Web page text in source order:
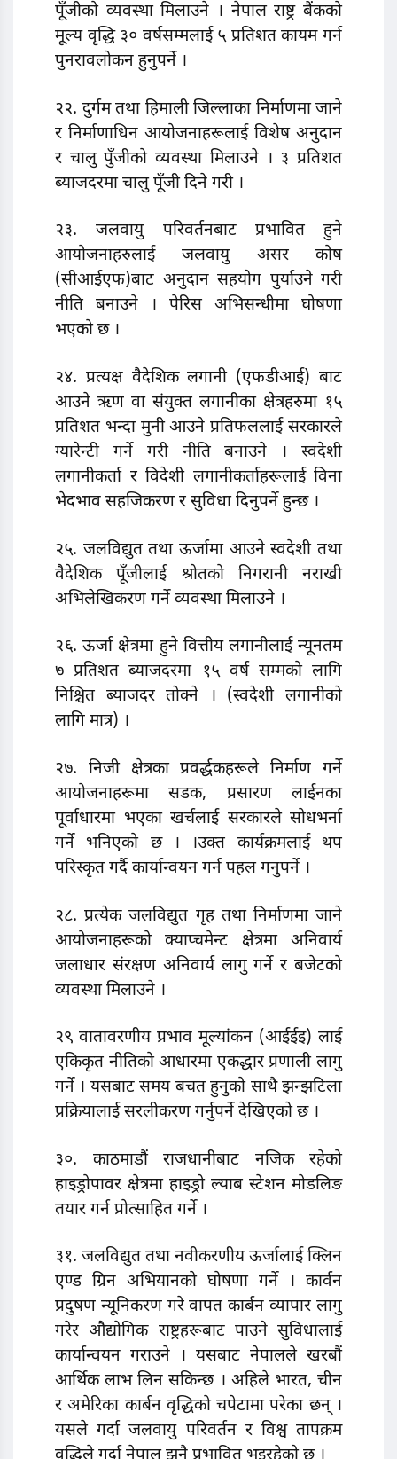
पूँजीको व्यवस्था मिलाउने । नेपाल राष्ट्र बैंकको
मूल्य वृद्धि ३० वर्षसम्मलाई ५ प्रतिशत कायम गर्न
पुनरावलोकन हुनुपर्ने ।
२२. दुर्गम तथा हिमाली जिल्लाका निर्माणमा जाने
र निर्माणाधिन आयोजनाहरूलाई विशेष अनुदान
र चालु पुँजीको व्यवस्था मिलाउने । ३ प्रतिशत
ब्याजदरमा चालु पूँजी दिने गरी ।
२३. जलवायु परिवर्तनबाट प्रभावित हुने
आयोजनाहरुलाई जलवायु असर कोष
(सीआईएफ)बाट अनुदान सहयोग पुर्याउने गरी
नीति बनाउने । पेरिस अभिसन्धीमा घोषणा
भएको छ ।
२४. प्रत्यक्ष वैदेशिक लगानी (एफडीआई) बाट
आउने ऋण वा संयुक्त लगानीका क्षेत्रहरुमा १५
प्रतिशत भन्दा मुनी आउने प्रतिफललाई सरकारले
ग्यारेन्टी गर्ने गरी नीति बनाउने । स्वदेशी
लगानीकर्ता र विदेशी लगानीकर्ताहरूलाई विना
भेदभाव सहजिकरण र सुविधा दिनुपर्ने हुन्छ ।
२५. जलविद्युत तथा ऊर्जामा आउने स्वदेशी तथा
वैदेशिक पूँजीलाई श्रोतको निगरानी नराखी
अभिलेखिकरण गर्ने व्यवस्था मिलाउने ।
२६. ऊर्जा क्षेत्रमा हुने वित्तीय लगानीलाई न्यूनतम
७ प्रतिशत ब्याजदरमा १५ वर्ष सम्मको लागि
निश्चित ब्याजदर तोक्ने । (स्वदेशी लगानीको
लागि मात्र) ।
२७. निजी क्षेत्रका प्रवर्द्धकहरूले निर्माण गर्ने
आयोजनाहरूमा सडक, प्रसारण लाईनका
पूर्वाधारमा भएका खर्चलाई सरकारले सोधभर्ना
गर्ने भनिएको छ । ।उक्त कार्यक्रमलाई थप
परिस्कृत गर्दै कार्यान्वयन गर्न पहल गनुपर्ने ।
२८. प्रत्येक जलविद्युत गृह तथा निर्माणमा जाने
आयोजनाहरूको क्याप्चमेन्ट क्षेत्रमा अनिवार्य
जलाधार संरक्षण अनिवार्य लागु गर्ने र बजेटको
व्यवस्था मिलाउने ।
२९ वातावरणीय प्रभाव मूल्यांकन (आईईइ) लाई
एकिकृत नीतिको आधारमा एकद्धार प्रणाली लागु
गर्ने । यसबाट समय बचत हुनुको साथै झन्झटिला
प्रक्रियालाई सरलीकरण गर्नुपर्ने देखिएको छ ।
३०. काठमाडौं राजधानीबाट नजिक रहेको
हाइड्रोपावर क्षेत्रमा हाइड्रो ल्याब स्टेशन मोडलिङ
तयार गर्न प्रोत्साहित गर्ने ।
३१. जलविद्युत तथा नवीकरणीय ऊर्जालाई क्लिन
एण्ड ग्रिन अभियानको घोषणा गर्ने । कार्वन
प्रदुषण न्यूनिकरण गरे वापत कार्बन व्यापार लागु
गरेर औद्योगिक राष्ट्रहरूबाट पाउने सुविधालाई
कार्यान्वयन गराउने । यसबाट नेपालले खरबौं
आर्थिक लाभ लिन सकिन्छ । अहिले भारत, चीन
र अमेरिका कार्बन वृद्धिको चपेटामा परेका छन् ।
यसले गर्दा जलवायु परिवर्तन र विश्व तापक्रम